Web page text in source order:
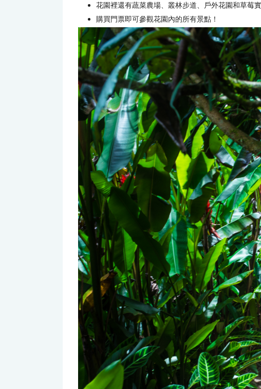
花園裡還有蔬菜農場、叢林步道、戶外花園和草莓
購買門票即可參觀花園內的所有景點！